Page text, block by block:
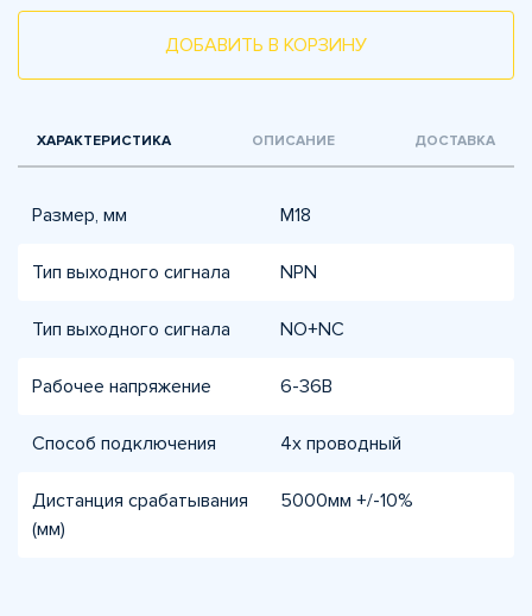
ДОБАВИТЬ В КОРЗИНУ
ХАРАКТЕРИСТИКА ОПИСАНИЕ ДОСТАВКА
Размер, мм М18
Тип выходного сигнала NPN
Тип выходного сигнала NO+NC
Рабочее напряжение 6-36В
Способ подключения 4х проводный
Дистанция срабатывания
(мм)
5000мм +/-10%